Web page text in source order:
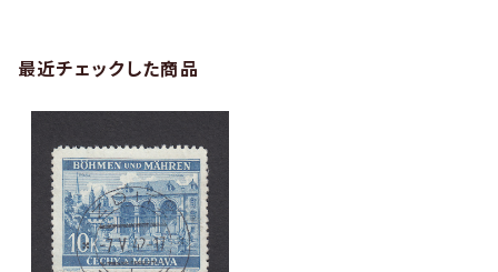
最近チェックした商品